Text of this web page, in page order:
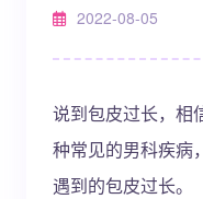
2022-08-05
说到包皮过长，相
种常见的男科疾病
遇到的包皮过长。